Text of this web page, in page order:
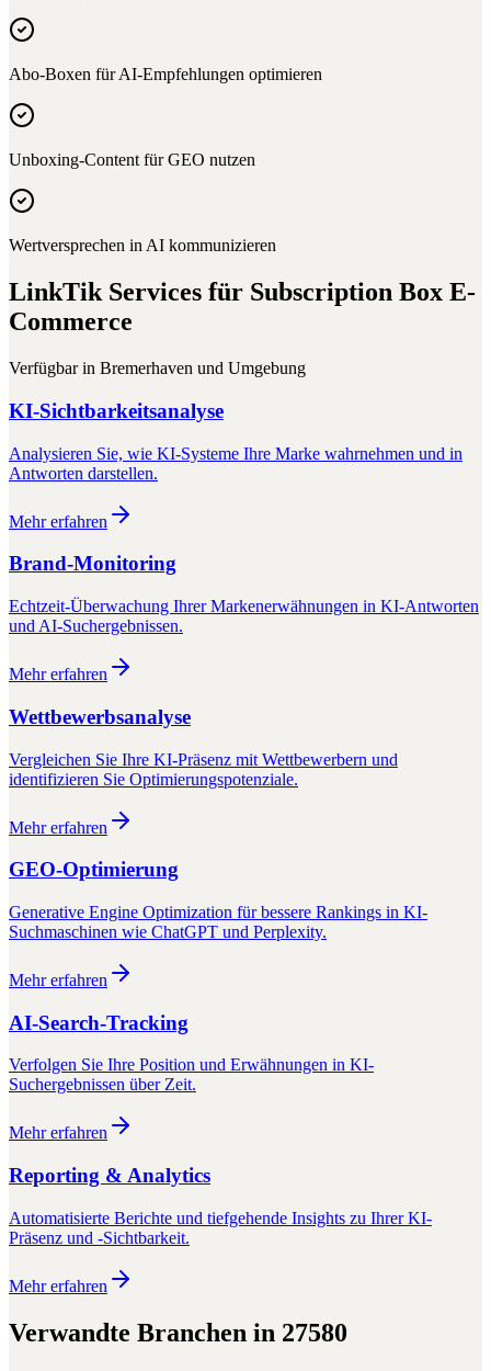
Abo-Boxen für AI-Empfehlungen optimieren
Unboxing-Content für GEO nutzen
Wertversprechen in AI kommunizieren
LinkTik Services für Subscription Box E-
Commerce
Verfügbar in Bremerhaven und Umgebung
KI-Sichtbarkeitsanalyse
Analysieren Sie, wie KI-Systeme Ihre Marke wahrnehmen und in
Antworten darstellen.
Mehr erfahren
Brand-Monitoring
Echtzeit-Überwachung Ihrer Markenerwähnungen in KI-Antworten
und AI-Suchergebnissen.
Mehr erfahren
Wettbewerbsanalyse
Vergleichen Sie Ihre KI-Präsenz mit Wettbewerbern und
identifizieren Sie Optimierungspotenziale.
Mehr erfahren
GEO-Optimierung
Generative Engine Optimization für bessere Rankings in KI-
Suchmaschinen wie ChatGPT und Perplexity.
Mehr erfahren
AI-Search-Tracking
Verfolgen Sie Ihre Position und Erwähnungen in KI-
Suchergebnissen über Zeit.
Mehr erfahren
Reporting & Analytics
Automatisierte Berichte und tiefgehende Insights zu Ihrer KI-
Präsenz und -Sichtbarkeit.
Mehr erfahren
Verwandte Branchen in 27580